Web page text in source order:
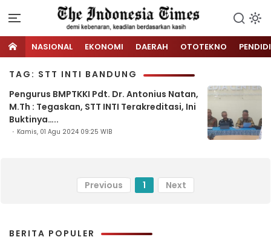
NASIONAL EKONOMI DAERAH OTOTEKNO
TAG: STT INTI BANDUNG
Pengurus BMPTKKI Pdt. Dr. Antonius Natan,
M.Th : Tegaskan, STT INTI Terakreditasi, Ini
Buktinya…..
Kamis, 01 Agu 2024 09:25 WIB
Previous 1 Next
BERITA POPULER